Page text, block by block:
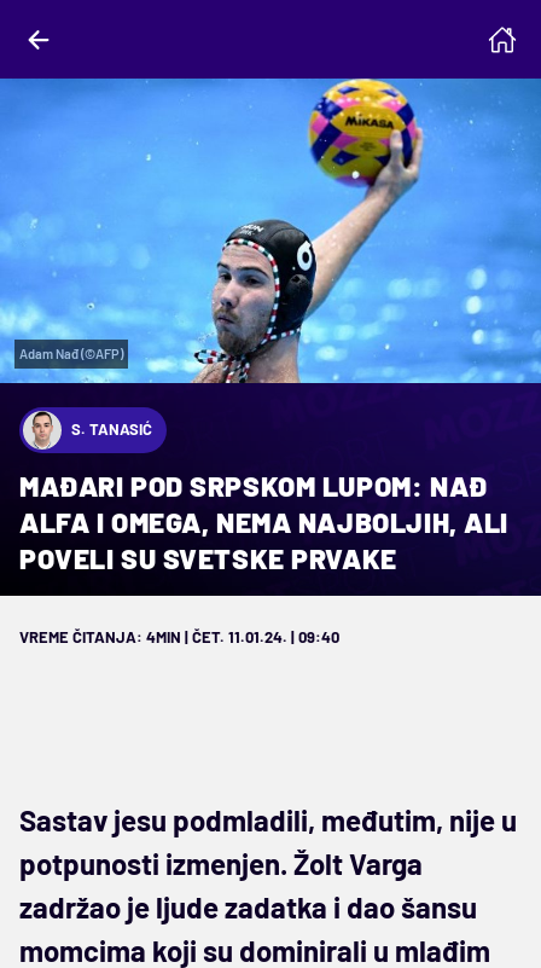
Adam Nađ (©AFP)
S. TANASIĆ
MAĐARI POD SRPSKOM LUPOM: NAĐ
ALFA I OMEGA, NEMA NAJBOLJIH, ALI
POVELI SU SVETSKE PRVAKE
VREME ČITANJA: 4MIN | ČET. 11.01.24. | 09:40
Sastav jesu podmladili, međutim, nije u
potpunosti izmenjen. Žolt Varga
zadržao je ljude zadatka i dao šansu
momcima koji su dominirali u mlađim